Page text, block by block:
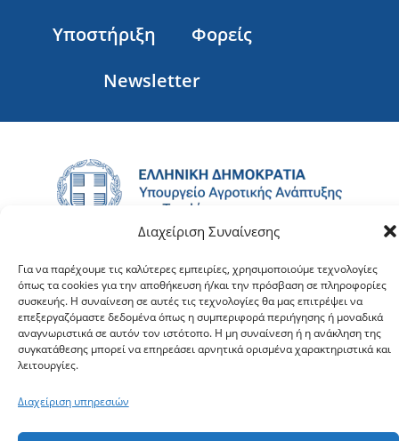
Διαχείριση Συναίνεσης
Για να παρέχουμε τις καλύτερες εμπειρίες, χρησιμοποιούμε τεχνολογίες
όπως τα cookies για την αποθήκευση ή/και την πρόσβαση σε πληροφορίες
συσκευής. Η συναίνεση σε αυτές τις τεχνολογίες θα μας επιτρέψει να
επεξεργαζόμαστε δεδομένα όπως η συμπεριφορά περιήγησης ή μοναδικά
αναγνωριστικά σε αυτόν τον ιστότοπο. Η μη συναίνεση ή η ανάκληση της
συγκατάθεσης μπορεί να επηρεάσει αρνητικά ορισμένα χαρακτηριστικά και
λειτουργίες.
Διαχείριση υπηρεσιών
Υποστήριξη
Φορείς
Newsletter
Ακολουθήστε:
DigiAgro App χρήσης